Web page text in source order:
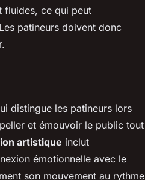
fluides, ce qui peut
patineurs doivent donc
distingue les patineurs lors
et émouvoir le public tout
artistique inclut
émotionnelle avec le
son mouvement au rythme